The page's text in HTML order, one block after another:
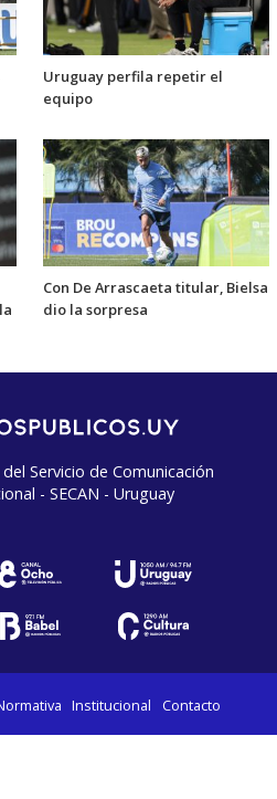
Uruguay perfila repetir el
equipo
Con De Arrascaeta titular, Bielsa
dio la sorpresa
Servicio de Comunicación
- SECAN - Uruguay
Institucional Contacto